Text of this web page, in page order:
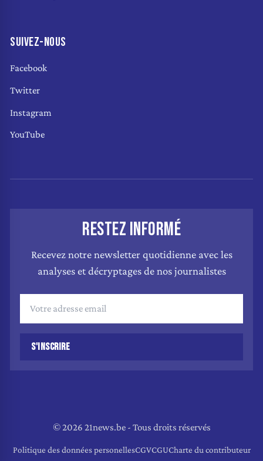
SUIVEZ-NOUS
Facebook
Twitter
Instagram
YouTube
RESTEZ INFORMÉ
Recevez notre newsletter quotidienne avec les
analyses et décryptages de nos journalistes
S'INSCRIRE
© 2026 21news.be - Tous droits réservés
Politique des données personellesCGVCGUCharte du contributeur